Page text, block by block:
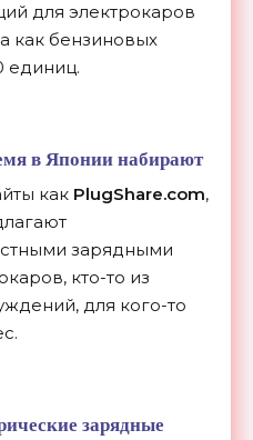
для электрокаров
как бензиновых
единиц.
в Японии набирают
как PlugShare.com,
зарядными
кто-то из
для кого-то
зарядные